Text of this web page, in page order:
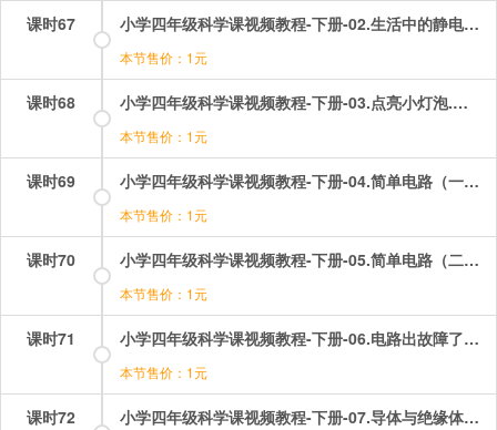
课时67 小学四年级科学课视频教程-下册-02.生活中的静电现象（二）——不一样的电荷.mp4
本节售价：1元
课时68 小学四年级科学课视频教程-下册-03.点亮小灯泡.mp4
本节售价：1元
课时69 小学四年级科学课视频教程-下册-04.简单电路（一）——带灯座的电路.mp4
本节售价：1元
课时70 小学四年级科学课视频教程-下册-05.简单电路（二）——让更多的灯泡亮起来.mp4
本节售价：1元
课时71 小学四年级科学课视频教程-下册-06.电路出故障了.mp4
本节售价：1元
课时72 小学四年级科学课视频教程-下册-07.导体与绝缘体.mp4